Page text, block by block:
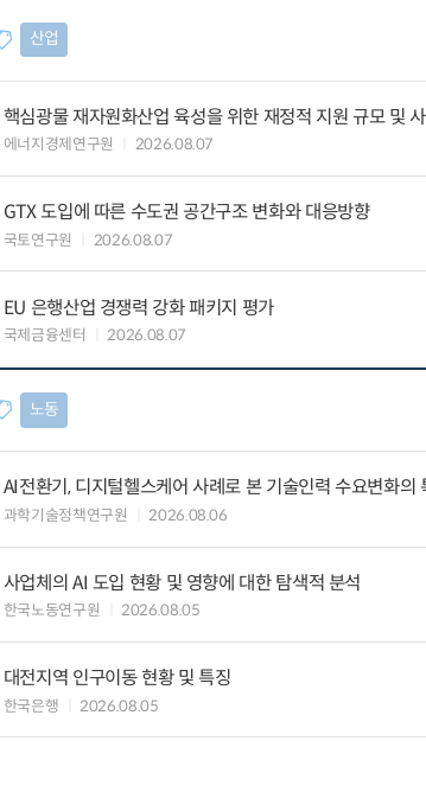
산업
핵심광물 재자원화산업 육성을 위한 재정적 지원 규모 및
에너지경제연구원 2026.08.07
GTX 도입에 따른 수도권 공간구조 변화와 대응방향
국토연구원 2026.08.07
EU 은행산업 경쟁력 강화 패키지 평가
국제금융센터 2026.08.07
노동
AI전환기, 디지털헬스케어 사례로 본 기술인력 수요변화의
과학기술정책연구원 2026.08.06
사업체의 AI 도입 현황 및 영향에 대한 탐색적 분석
한국노동연구원 2026.08.05
대전지역 인구이동 현황 및 특징
한국은행 2026.08.05